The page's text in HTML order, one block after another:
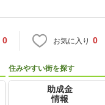
0 お気に入り 0
住みやすい街を探す
助成金
情報